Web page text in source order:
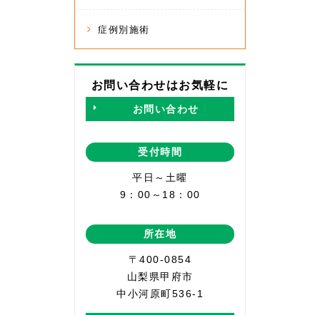
症例別施術
お問い合わせはお気軽に
お問い合わせ
受付時間
平日～土曜
9：00～18：00
所在地
〒400-0854
山梨県甲府市
中小河原町536-1